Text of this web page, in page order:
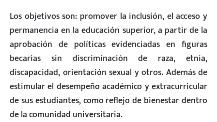
Los objetivos son: promover la inclusión, el acceso y
permanencia en la educación superior, a partir de la
aprobación de políticas evidenciadas en figuras
becarias sin discriminación de raza, etnia,
discapacidad, orientación sexual y otros. Además de
estimular el desempeño académico y extracurricular
de sus estudiantes, como reflejo de bienestar dentro
de la comunidad universitaria.